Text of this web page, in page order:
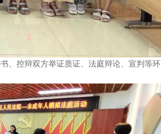
、控辩双方举证质证、法庭辩论、宣判等环